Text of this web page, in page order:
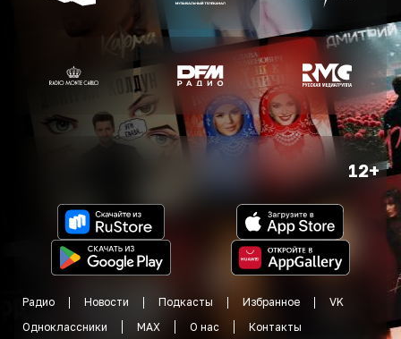
12+
Радио Новости Подкасты Избранное
VK
Одноклассники
MAX О нас Контакты